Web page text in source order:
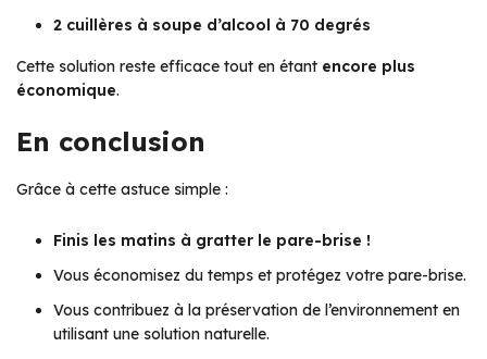
2 cuillères à soupe d’alcool à 70 degrés
Cette solution reste efficace tout en étant encore plus
économique.
En conclusion
Grâce à cette astuce simple :
Finis les matins à gratter le pare-brise !
Vous économisez du temps et protégez votre pare-brise.
Vous contribuez à la préservation de l’environnement en
utilisant une solution naturelle.